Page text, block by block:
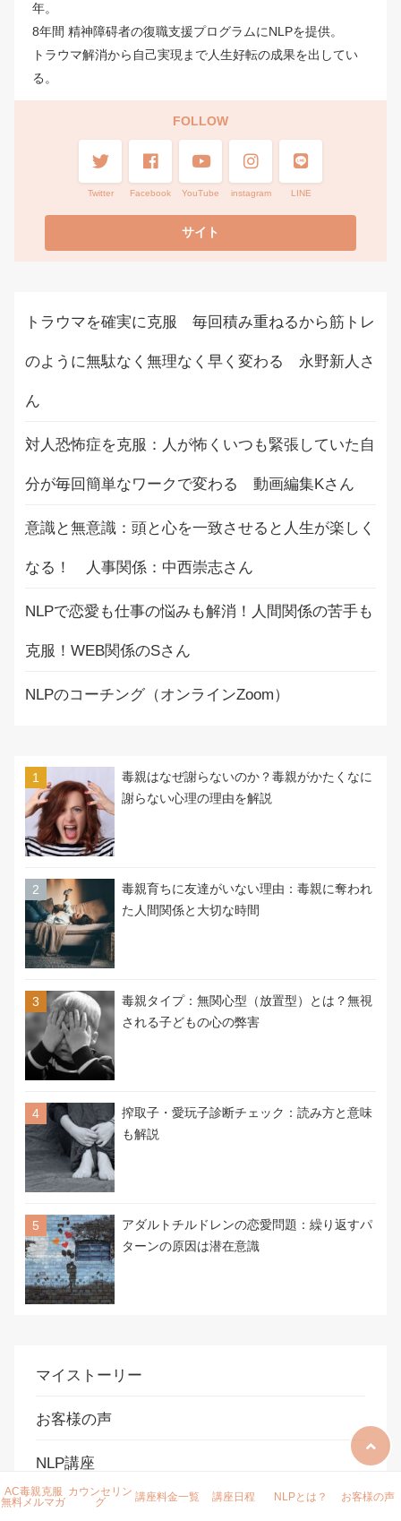
年。
8年間 精神障碍者の復職支援プログラムにNLPを提供。
トラウマ解消から自己実現まで人生好転の成果を出してい
る。
FOLLOW
Twitter Facebook YouTube instagram LINE
トラウマを確実に克服 毎回積み重ねるから筋トレ
のように無駄なく無理なく早く変わる 永野新人さ
ん
対人恐怖症を克服：人が怖くいつも緊張していた自
分が毎回簡単なワークで変わる 動画編集Kさん
意識と無意識：頭と心を一致させると人生が楽しく
なる！ 人事関係：中西崇志さん
NLPで恋愛も仕事の悩みも解消！人間関係の苦手も
克服！WEB関係のSさん
NLPのコーチング（オンラインZoom）
毒親はなぜ謝らないのか？毒親がかたくなに
謝らない心理の理由を解説
毒親育ちに友達がいない理由：毒親に奪われ
た人間関係と大切な時間
毒親タイプ：無関心型（放置型）とは？無視
される子どもの心の弊害
搾取子・愛玩子診断チェック：読み方と意味
も解説
アダルトチルドレンの恋愛問題：繰り返すパ
ターンの原因は潜在意識
マイストーリー
お客様の声
NLP講座
生活習慣
AC毒親克服
無料メルマガ
カウンセリン
グ
講座料金一覧 講座日程 NLPとは？ お客様の声